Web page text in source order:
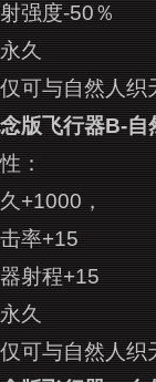
强度-50％
久
可与自然人织
版飞行器B-自
：
+1000，
率+15
射程+15
久
可与自然人织